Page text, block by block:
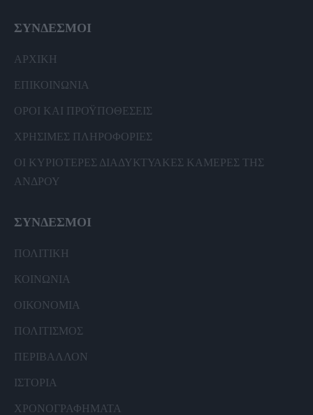
ΣΥΝΔΕΣΜΟΙ
ΑΡΧΙΚΗ
ΕΠΙΚΟΙΝΩΝΙΑ
ΟΡΟΙ ΚΑΙ ΠΡΟΫΠΟΘΕΣΕΙΣ
ΧΡΗΣΙΜΕΣ ΠΛΗΡΟΦΟΡΙΕΣ
ΟΙ ΚΥΡΙΟΤΕΡΕΣ ΔΙΑΔΥΚΤΥΑΚΕΣ ΚΑΜΕΡΕΣ ΤΗΣ
ΑΝΔΡΟΥ
ΣΥΝΔΕΣΜΟΙ
ΠΟΛΙΤΙΚΗ
ΚΟΙΝΩΝΙΑ
ΟΙΚΟΝΟΜΙΑ
ΠΟΛΙΤΙΣΜΟΣ
ΠΕΡΙΒΑΛΛΟΝ
ΙΣΤΟΡΙΑ
ΧΡΟΝΟΓΡΑΦΗΜΑΤΑ